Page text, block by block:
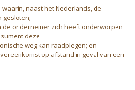
naast het Nederlands, de
gesloten;
de ondernemer zich heeft onderworpen
deze
weg kan raadplegen; en
op afstand in geval van een